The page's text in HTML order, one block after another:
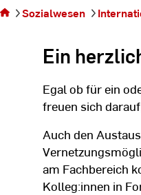
sich aufSozialwesen
Ein
Egal ob für ein
freuen sich
Auch den
am Fachbereich
Kolleg:innen in